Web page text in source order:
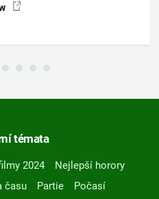
témata
2024
Nejlepší horory
času Partie
Počasí